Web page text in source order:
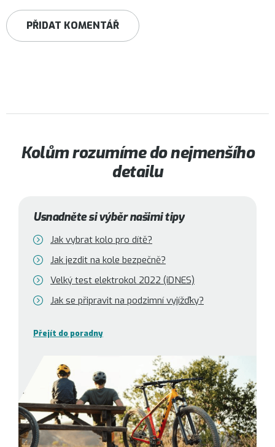
PŘIDAT KOMENTÁŘ
Kolům rozumíme do nejmenšího
detailu
Usnadněte si výběr našimi tipy
Jak vybrat kolo pro dítě?
Jak jezdit na kole bezpečně?
Velký test elektrokol 2022 (iDNES)
Jak se připravit na podzimní vyjížďky?
Přejít do poradny